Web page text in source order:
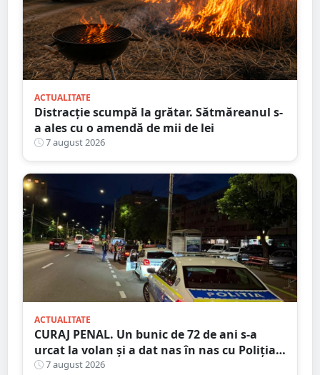
ACTUALITATE
Distracție scumpă la grătar. Sătmăreanul s-
a ales cu o amendă de mii de lei
7 august 2026
ACTUALITATE
CURAJ PENAL. Un bunic de 72 de ani s-a
urcat la volan și a dat nas în nas cu Poliția
Satu Mare
7 august 2026